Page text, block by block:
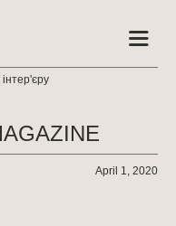
April 1, 2020